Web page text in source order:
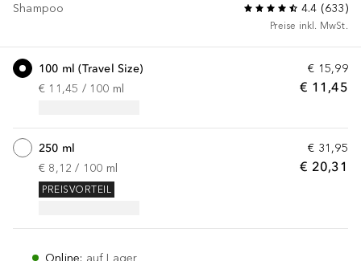
Shampoo 4.4 (633)
Preise inkl. MwSt.
€ 15,99
€ 11,45
100 ml (Travel Size)
€ 11,45 / 100 ml
€ 31,95
€ 20,31
250 ml
€ 8,12 / 100 ml
PREISVORTEIL
Online: auf Lager